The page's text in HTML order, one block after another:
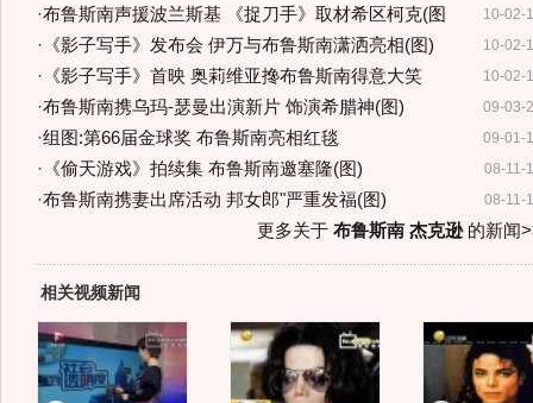
10-02-
·布鲁斯南声援波兰斯基 《捉刀手》取材希区柯克(图
10-02-
· 《影子写手》发布会 伊万与布鲁斯南潇洒亮相(图)
10-02-
· 《影子写手》首映 奥莉维亚搀布鲁斯南得意大笑
09-03-
·布鲁斯南携乌玛-瑟曼出演新片 饰演希腊神(图)
09-01-
·组图:第66届金球奖 布鲁斯南亮相红毯
08-11-
· 《偷天游戏》拍续集 布鲁斯南邀塞隆(图)
08-11-
·布鲁斯南携妻出席活动 邦女郎"严重发福(图)
更多关于 布鲁斯南 杰克逊的新闻
相关视频新闻